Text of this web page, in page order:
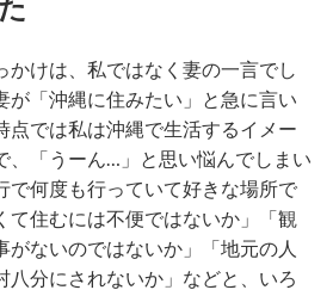
かけは、私ではなく妻の一言でし
が「沖縄に住みたい」と急に言い
点では私は沖縄で生活するイメー
、「うーん…」と思い悩んでしまい
で何度も行っていて好きな場所で
て住むには不便ではないか」「観
ないのではないか」「地元の人
八分にされないか」などと、いろ